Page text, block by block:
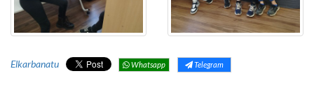
Elkarbanatu Whatsapp Telegram